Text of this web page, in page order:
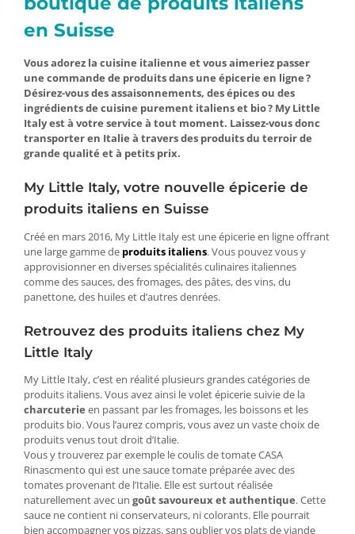
en Suisse
Vous adorez la cuisine italienne et vous aimeriez passer
une commande de produits dans une épicerie en ligne ?
Désirez-vous des assaisonnements, des épices ou des
ingrédients de cuisine purement italiens et bio ? My Little
Italy est à votre service à tout moment. Laissez-vous donc
transporter en Italie à travers des produits du terroir de
grande qualité et à petits prix.
My Little Italy, votre nouvelle épicerie de
produits italiens en Suisse
Créé en mars 2016, My Little Italy est une épicerie en ligne offrant
une large gamme de produits italiens. Vous pouvez vous y
approvisionner en diverses spécialités culinaires italiennes
comme des sauces, des fromages, des pâtes, des vins, du
panettone, des huiles et d’autres denrées.
Retrouvez des produits italiens chez My
Little Italy
My Little Italy, c’est en réalité plusieurs grandes catégories de
produits italiens. Vous avez ainsi le volet épicerie suivie de la
charcuterie en passant par les fromages, les boissons et les
produits bio. Vous l’aurez compris, vous avez un vaste choix de
produits venus tout droit d’Italie.
Vous y trouverez par exemple le coulis de tomate CASA
Rinascmento qui est une sauce tomate préparée avec des
tomates provenant de l’Italie. Elle est surtout réalisée
naturellement avec un goût savoureux et authentique. Cette
sauce ne contient ni conservateurs, ni colorants. Elle pourrait
bien accompagner vos pizzas, sans oublier vos plats de viande